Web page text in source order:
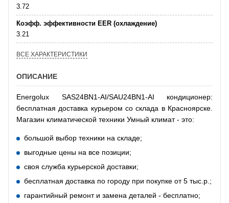
3.72
Коэфф. эффективности EER (охлаждение)
3.21
ВСЕ ХАРАКТЕРИСТИКИ
ОПИСАНИЕ
Energolux SAS24BN1-AI/SAU24BN1-AI кондиционер:
бесплатная доставка курьером со склада в Красноярске.
Магазин климатической техники Умный климат - это:
большой выбор техники на складе;
выгодные цены на все позиции;
своя служба курьерской доставки;
бесплатная доставка по городу при покупке от 5 тыс.р.;
гарантийный ремонт и замена деталей - бесплатно;